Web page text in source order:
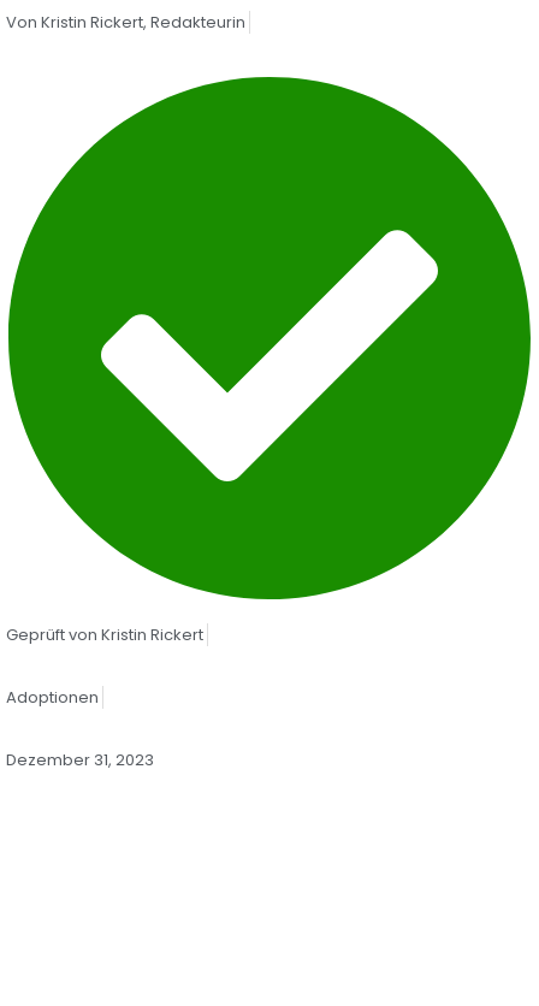
Von Kristin Rickert, Redakteurin
Geprüft von Kristin Rickert
Adoptionen
Dezember 31, 2023